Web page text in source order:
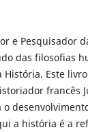
e Pesquisador
das filosofias
Este
francês
a história é a